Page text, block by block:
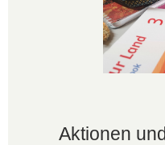
Aktionen